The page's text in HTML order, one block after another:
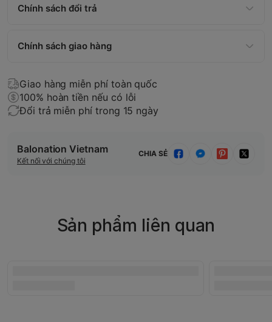
Chính sách đổi trả
Chính sách giao hàng
Giao hàng miễn phí toàn quốc
100% hoàn tiền nếu có lỗi
Đổi trả miễn phí trong 15 ngày
Balonation Vietnam
Kết nối với chúng tôi
CHIA SẺ
Sản phẩm liên quan